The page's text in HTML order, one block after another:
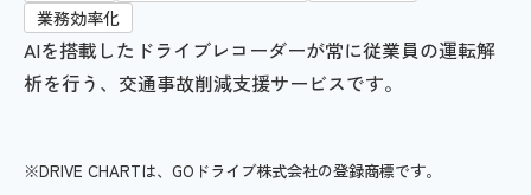
業務効率化
AIを搭載したドライブレコーダーが常に従業員の運転解
析を行う、交通事故削減支援サービスです。
※DRIVE CHARTは、GOドライブ株式会社の登録商標です。